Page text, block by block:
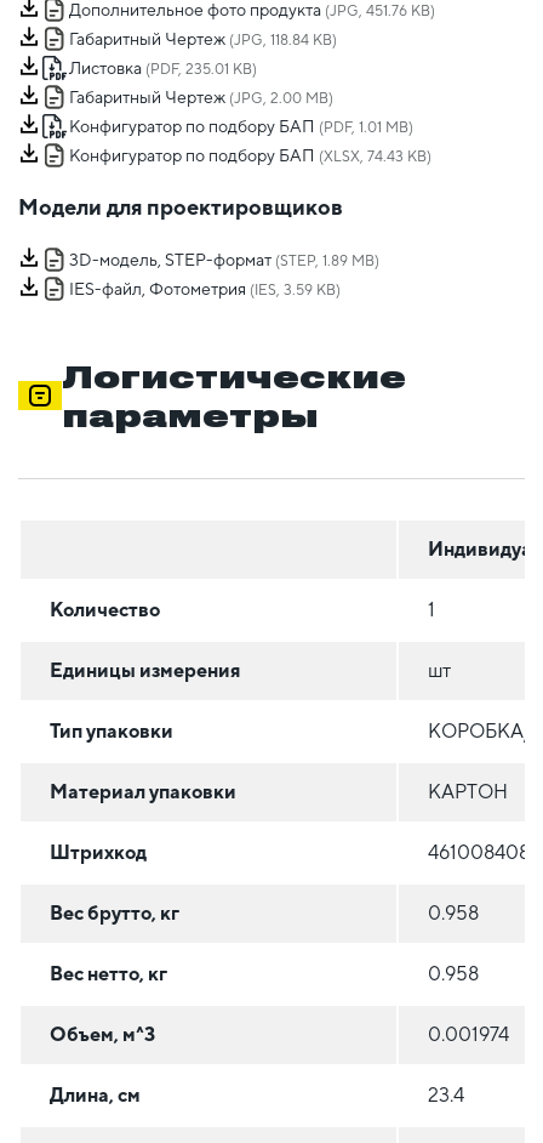
Дополнительное фото продукта (JPG, 451.76 KB)
Габаритный Чертеж (JPG, 118.84 KB)
Листовка (PDF, 235.01 KB)
Габаритный Чертеж (JPG, 2.00 MB)
Конфигуратор по подбору БАП (PDF, 1.01 MB)
Конфигуратор по подбору БАП (XLSX, 74.43 KB)
Модели для проектировщиков
3D-модель, STEP-формат (STEP, 1.89 MB)
IES-файл, Фотометрия (IES, 3.59 KB)
Логистические
параметры
Количество 1
Единицы измерения шт
Тип упаковки КОРОБКА/
Материал упаковки КАРТОН
Штрихкод
Вес брутто, кг 0.958
Вес нетто, кг 0.958
Объем, м^3 0.001974
Длина, см 23.4